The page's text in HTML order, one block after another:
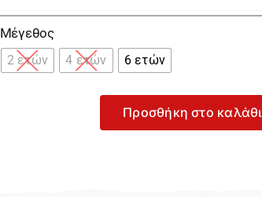
Μέγεθος
2 ετών 4 ετών 6 ετών
Προσθήκη στο καλάθι